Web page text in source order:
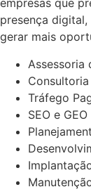
empresas que
presença
gerar mais
Assessoria
Tráfego
SEO e GEO